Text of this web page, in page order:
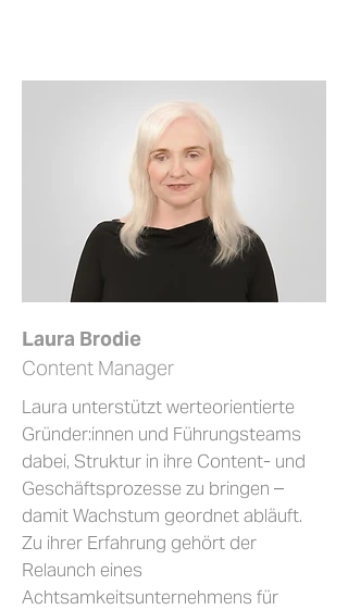
Laura Brodie
Content Manager
Laura unterstützt werteorientierte
Gründer:innen und Führungsteams
dabei, Struktur in ihre Content- und
Geschäftsprozesse zu bringen –
damit Wachstum geordnet abläuft.
Zu ihrer Erfahrung gehört der
Relaunch eines
Achtsamkeitsunternehmens für